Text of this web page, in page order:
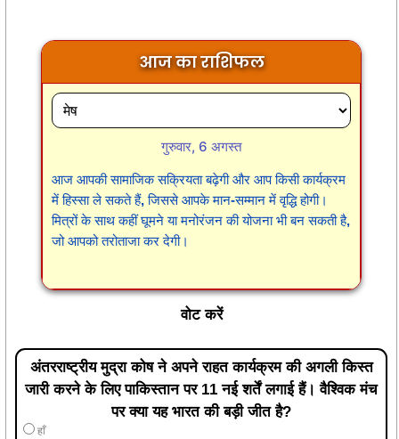
आज का राशिफल
गुरुवार, 6 अगस्त
आज आपकी सामाजिक सक्रियता बढ़ेगी और आप किसी कार्यक्रम
में हिस्सा ले सकते हैं, जिससे आपके मान-सम्मान में वृद्धि होगी।
मित्रों के साथ कहीं घूमने या मनोरंजन की योजना भी बन सकती है,
जो आपको तरोताजा कर देगी।
वोट करें
अंतरराष्ट्रीय मुद्रा कोष ने अपने राहत कार्यक्रम की अगली किस्त
जारी करने के लिए पाकिस्तान पर 11 नई शर्तें लगाई हैं। वैश्विक मंच
पर क्या यह भारत की बड़ी जीत है?
हाँ